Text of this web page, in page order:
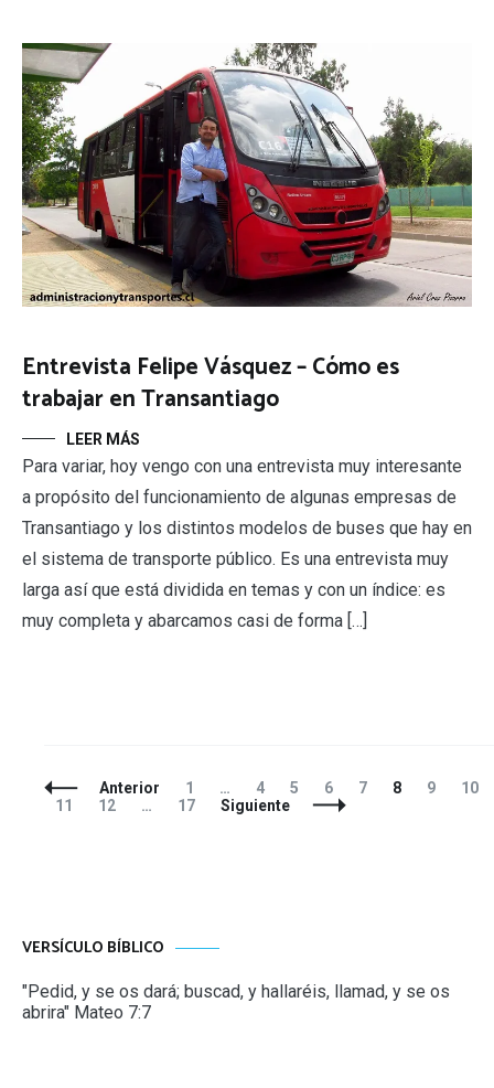
Entrevista Felipe Vásquez – Cómo es
trabajar en Transantiago
LEER MÁS
Para variar, hoy vengo con una entrevista muy interesante
a propósito del funcionamiento de algunas empresas de
Transantiago y los distintos modelos de buses que hay en
el sistema de transporte público. Es una entrevista muy
larga así que está dividida en temas y con un índice: es
muy completa y abarcamos casi de forma […]
Navegación
de
Anterior Página
1 … Página
4 Página
5 Página
6 Página
7 Página
8 Página
9
10
Página
11 Página
12 … Página
17 Siguiente
VERSÍCULO BÍBLICO
"Pedid, y se os dará; buscad, y hallaréis, llamad, y se os
abrira" Mateo 7:7